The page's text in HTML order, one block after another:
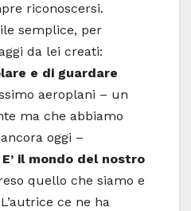
riconoscersi.
semplice, per
da lei creati:
e di guardare
aeroplani – un
ma che abbiamo
oggi –
E’ il mondo del nostro
quello che siamo e
ce ne ha